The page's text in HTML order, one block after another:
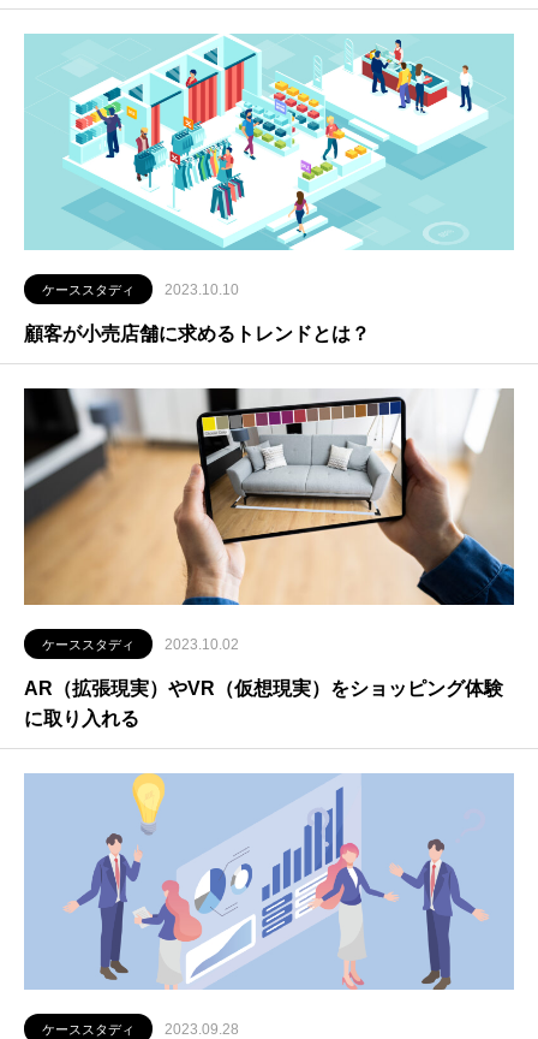
ケーススタディ 2023.10.10
顧客が小売店舗に求めるトレンドとは？
ケーススタディ 2023.10.02
AR（拡張現実）やVR（仮想現実）をショッピング体験
に取り入れる
ケーススタディ 2023.09.28